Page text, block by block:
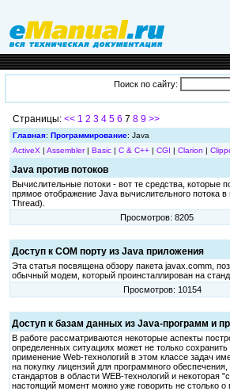
Поиск по сайту:
Страницы: << 1 2 3 4 5 6 7 8 9 >>
Главная: Программирование: Java
ActiveX | Assembler| Basic | C & C++ | CGI | Clarion |
Java против потоков
Вычислительные потоки - вот те средства, которые
прямое отображение Java вычислительного потока
Thread).
Просмотров: 8205
Доступ к COM порту из Java приложения
Эта статья посвящена обзору пакета javax.comm,
обычный модем, который проинсталлирован на
Просмотров: 10154
Доступ к базам данных из Java-программ и
В работе рассматриваются некоторые аспекты
определенных ситуациях может не только
применение Web-технологий в этом классе задач
на покупку лицензий для программного
стандартов в области WEB-технологий и
настоящий момент можно уже говорить не столько о